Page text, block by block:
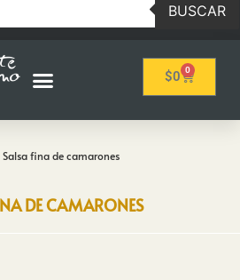
BUSCAR
$0 0
fina de camarones
DE CAMARONES